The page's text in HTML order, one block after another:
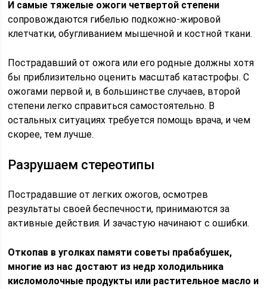
И самые тяжелые ожоги четвертой степени
сопровождаются гибелью подкожно-жировой
клетчатки, обугливанием мышечной и костной ткани.
Пострадавший от ожога или его родные должны хотя
бы приблизительно оценить масштаб катастрофы. С
ожогами первой и, в большинстве случаев, второй
степени легко справиться самостоятельно. В
остальных ситуациях требуется помощь врача, и чем
скорее, тем лучше.
Разрушаем стереотипы
Пострадавшие от легких ожогов, осмотрев
результаты своей беспечности, принимаются за
активные действия. И зачастую начинают с ошибки.
Откопав в уголках памяти советы прабабушек,
многие из нас достают из недр холодильника
кисломолочные продукты или растительное масло и